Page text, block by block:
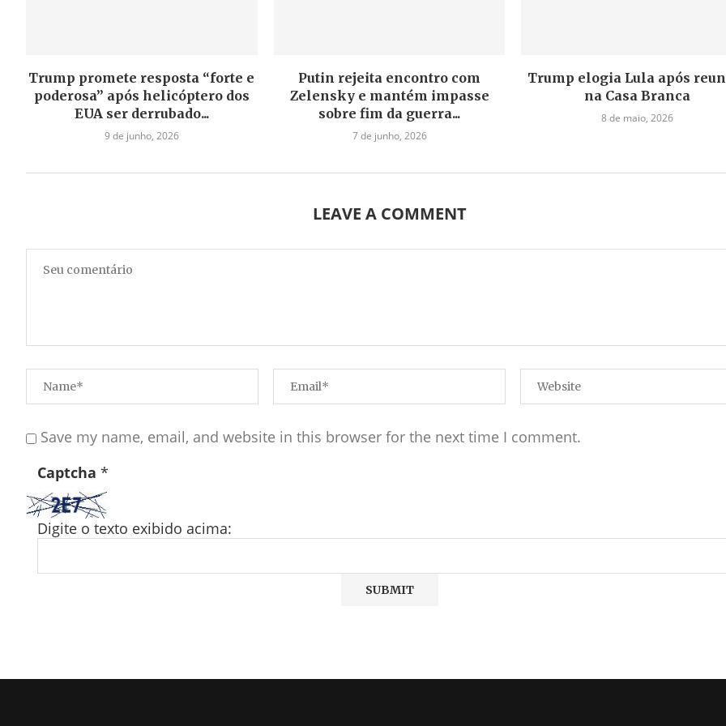
Trump promete resposta “forte e
poderosa” após helicóptero dos
EUA ser derrubado...
9 de junho, 2026
Putin rejeita encontro com
Zelensky e mantém impasse
sobre fim da guerra...
7 de junho, 2026
Trump elogia Lula após
na Casa Branca
8 de maio, 2026
LEAVE A COMMENT
Save my name, email, and website in this browser for the next time I comment.
Captcha *
Digite o texto exibido acima: